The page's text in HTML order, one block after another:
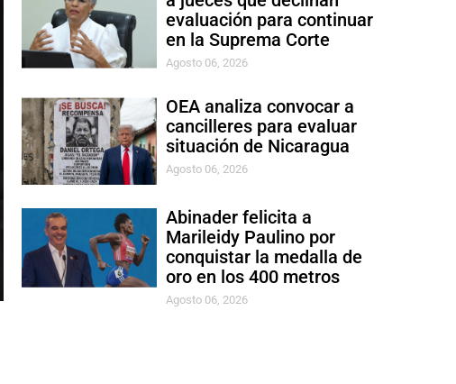
evaluación para continuar
en la Suprema Corte
Agosto 06, 2026
OEA analiza convocar a
cancilleres para evaluar
situación de Nicaragua
Agosto 06, 2026
Abinader felicita a
Marileidy Paulino por
conquistar la medalla de
oro en los 400 metros
Agosto 06, 2026